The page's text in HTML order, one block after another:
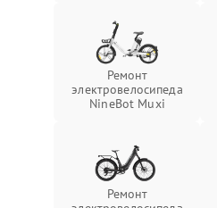
Ремонт
электровелосипеда
NineBot Muxi
Ремонт